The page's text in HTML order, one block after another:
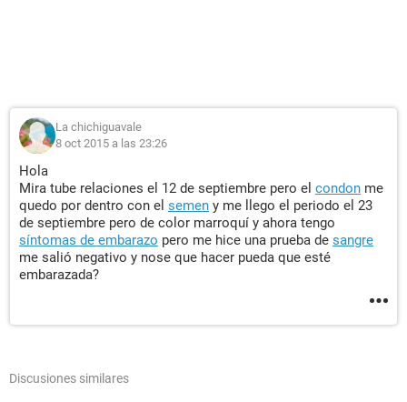
La chichiguavale
8 oct 2015 a las 23:26
Hola
Mira tube relaciones el 12 de septiembre pero el condon me
quedo por dentro con el semen y me llego el periodo el 23
de septiembre pero de color marroquí y ahora tengo
síntomas de embarazo pero me hice una prueba de sangre
me salió negativo y nose que hacer pueda que esté
embarazada?
Discusiones similares